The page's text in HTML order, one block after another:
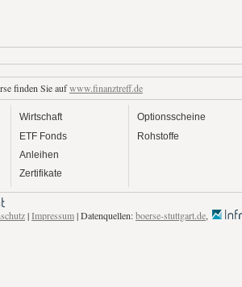
finden Sie aufwww.finanztreff.de
Wirtschaft
ETF Fonds
Anleihen
Zertifikate
Optionsscheine
Rohstoffe
|Impressum| Datenquellen:boerse-stuttgart.de,